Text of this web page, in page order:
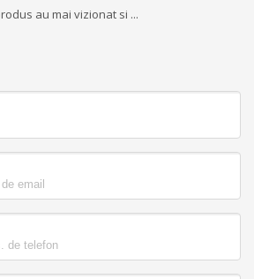
au mai vizionat si ...